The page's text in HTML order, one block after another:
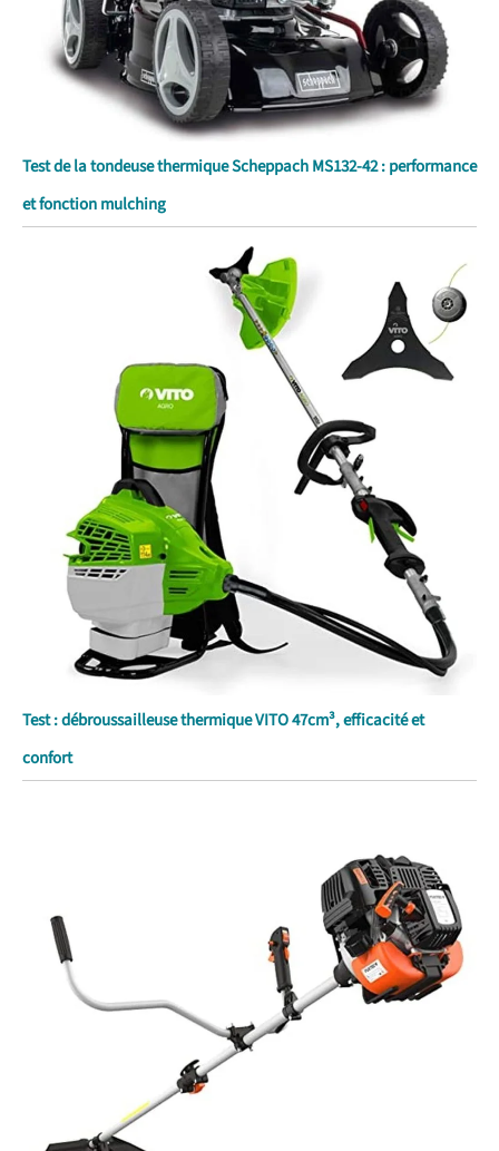
Test de la tondeuse thermique Scheppach MS132-42 : performance
et fonction mulching
Test : débroussailleuse thermique VITO 47cm³, efficacité et
confort